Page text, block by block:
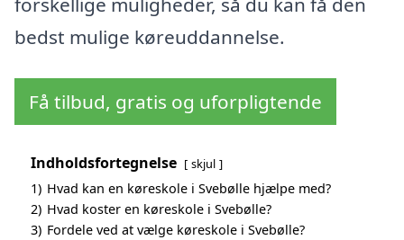
bedst mulige køreuddannelse.
Få tilbud, gratis og uforpligtende
Indholdsfortegnelse skjul
1) Hvad kan en køreskole i Svebølle hjælpe med?
2) Hvad koster en køreskole i Svebølle?
3) Fordele ved at vælge køreskole i Svebølle?